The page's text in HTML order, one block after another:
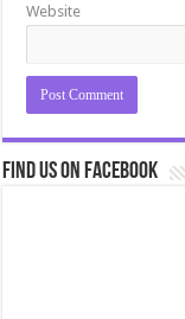
Website
Find us on Facebook